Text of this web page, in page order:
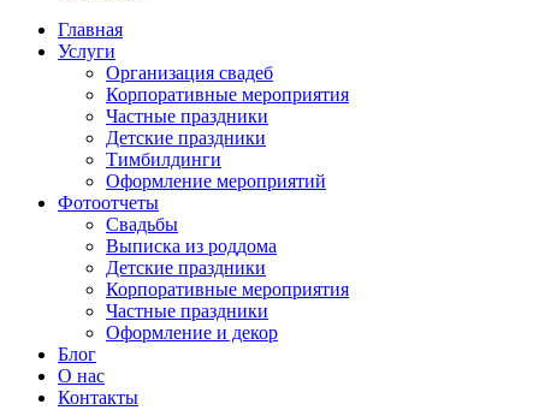
Главная
Услуги
Организация свадеб
Корпоративные мероприятия
Частные праздники
Детские праздники
Тимбилдинги
Оформление мероприятий
Фотоотчеты
Cвадьбы
Выписка из роддома
Детские праздники
Корпоративные мероприятия
Частные праздники
Оформление и декор
Блог
О нас
Контакты